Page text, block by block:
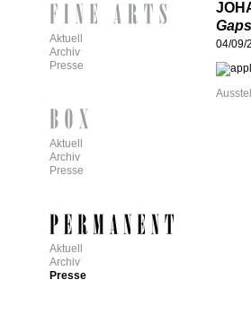
04/09/
Aktuell
Archiv
Presse
Aktuell
Archiv
Presse
Aktuell
Archiv
Presse